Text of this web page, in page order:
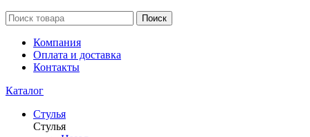
Поиск
Компания
Оплата и доставка
Контакты
Каталог
Стулья
Стулья